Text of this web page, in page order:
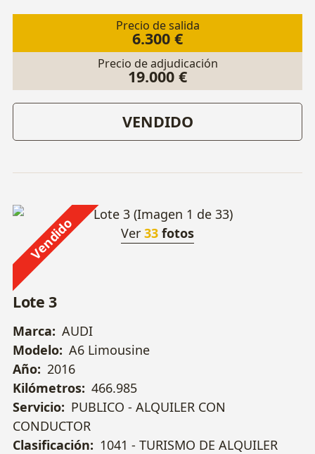
Precio de salida
6.300 €
Precio de adjudicación
19.000 €
VENDIDO
Vendido Ver 33 fotos
Lote 3
Marca: AUDI
Modelo: A6 Limousine
Año: 2016
Kilómetros: 466.985
Servicio: PUBLICO - ALQUILER CON
CONDUCTOR
Clasificación: 1041 - TURISMO DE ALQUILER